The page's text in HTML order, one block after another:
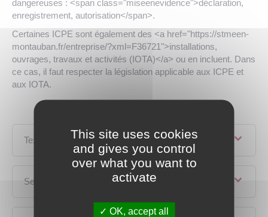
dangereuses : <span class="miseenevidence">déclaration,
enregistrement, autorisation</span>.
Certaines ICPE sont également des <a href="https://stmeen-
montauban.fr/entreprise/?xml=F36721">installations,
ouvrages, travaux et activités (IOTA)</a> ou en incluent. Dans
ce cas, il faut respecter la législation applicable aux ICPE et
aux IOTA.
Textes de référence
Services en ligne et formulaires
This site uses cookies
and gives you control
over what you want to
activate
OK, accept all